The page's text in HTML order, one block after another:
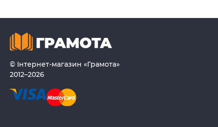
© Інтернет-магазин «Грамота»
2012–2026